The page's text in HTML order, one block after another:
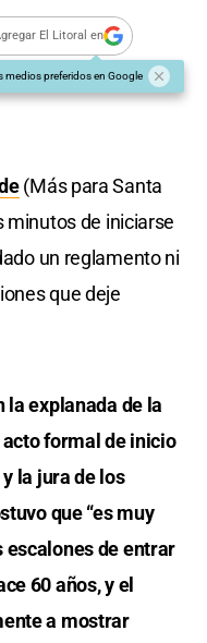
El Litoral en
medios preferidos en Google
(Más para Santa
minutos de iniciarse
un reglamento ni
que deje
la explanada de la
formal de inicio
la jura de los
que “es muy
de entrar
60 años, y el
a mostrar